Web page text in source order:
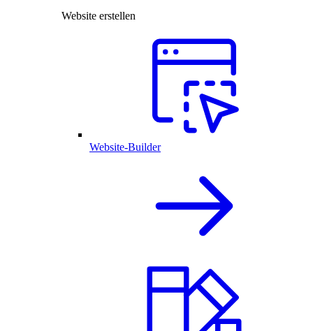
Website erstellen
Website-Builder